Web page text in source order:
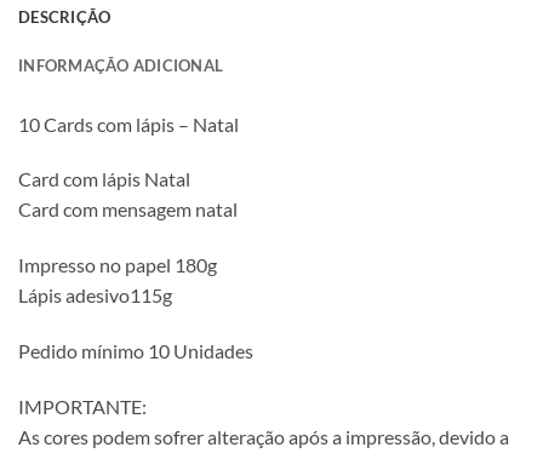
DESCRIÇÃO
INFORMAÇÃO ADICIONAL
10 Cards com lápis – Natal
Card com lápis Natal
Card com mensagem natal
Impresso no papel 180g
Lápis adesivo115g
Pedido mínimo 10 Unidades
IMPORTANTE:
As cores podem sofrer alteração após a impressão, devido a